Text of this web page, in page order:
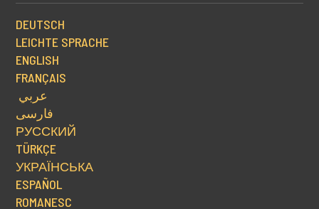
DEUTSCH
LEICHTE SPRACHE
ENGLISH
FRANÇAIS
عربي
فارسی
РУССКИЙ
TÜRKÇE
УКРАЇНСЬКА
ESPAÑOL
ROMANESC